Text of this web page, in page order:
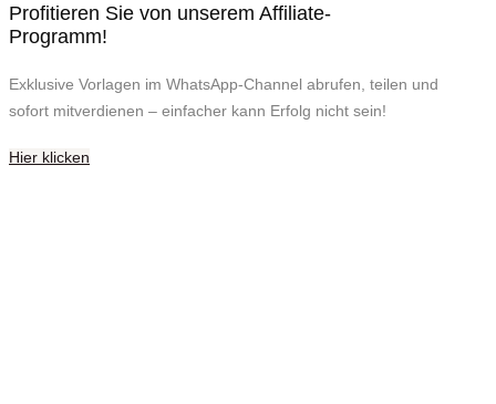
Profitieren Sie von unserem Affiliate-
Programm!
Exklusive Vorlagen im WhatsApp-Channel abrufen, teilen und
sofort mitverdienen – einfacher kann Erfolg nicht sein!
Hier klicken